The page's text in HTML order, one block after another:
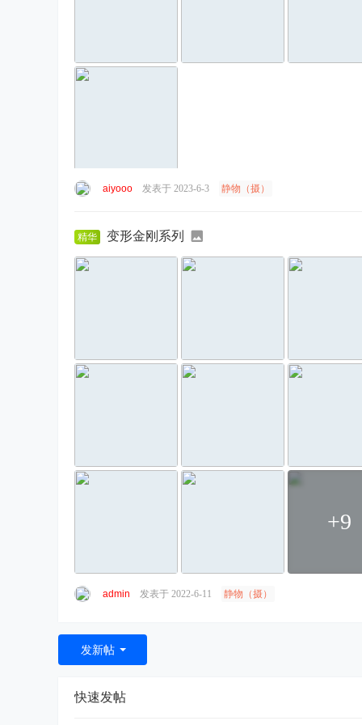
aiyooo 发表于 2023-6-3 静物（摄）
精华 变形金刚系列
+9
admin 发表于 2022-6-11 静物（摄）
发新帖
快速发帖